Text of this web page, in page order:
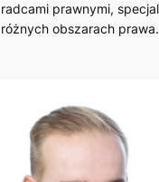
radcami prawnymi,
różnych obszarach prawa.